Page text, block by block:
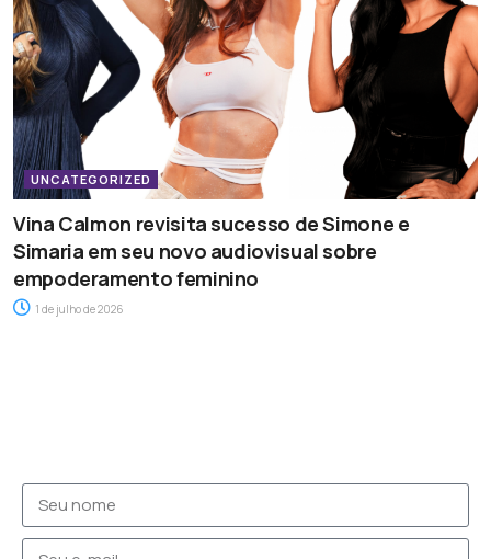
UNCATEGORIZED
Vina Calmon revisita sucesso de Simone e
Simaria em seu novo audiovisual sobre
empoderamento feminino
1 de julho de 2026